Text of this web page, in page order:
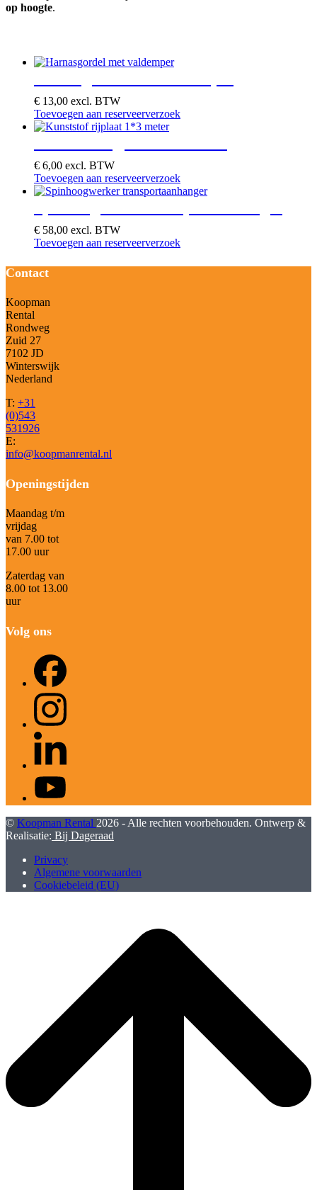
op hoogte.
€ 13,00 excl. BTW
Toevoegen aan reserveerverzoek
€ 6,00 excl. BTW
Toevoegen aan reserveerverzoek
€ 58,00 excl. BTW
Toevoegen aan reserveerverzoek
Contact
Koopman
Rental
Rondweg
Zuid 27
7102 JD
Winterswijk
Nederland
T: +31
(0)543
531926
E:
info@koopmanrental.nl
Openingstijden
Maandag t/m
vrijdag
van 7.00 tot
17.00 uur
Zaterdag van
8.00 tot 13.00
uur
Volg ons
Instagram
© Koopman Rental 2026 - Alle rechten voorbehouden. Ontwerp &
Realisatie: Bij Dageraad
Privacy
Algemene voorwaarden
Cookiebeleid (EU)